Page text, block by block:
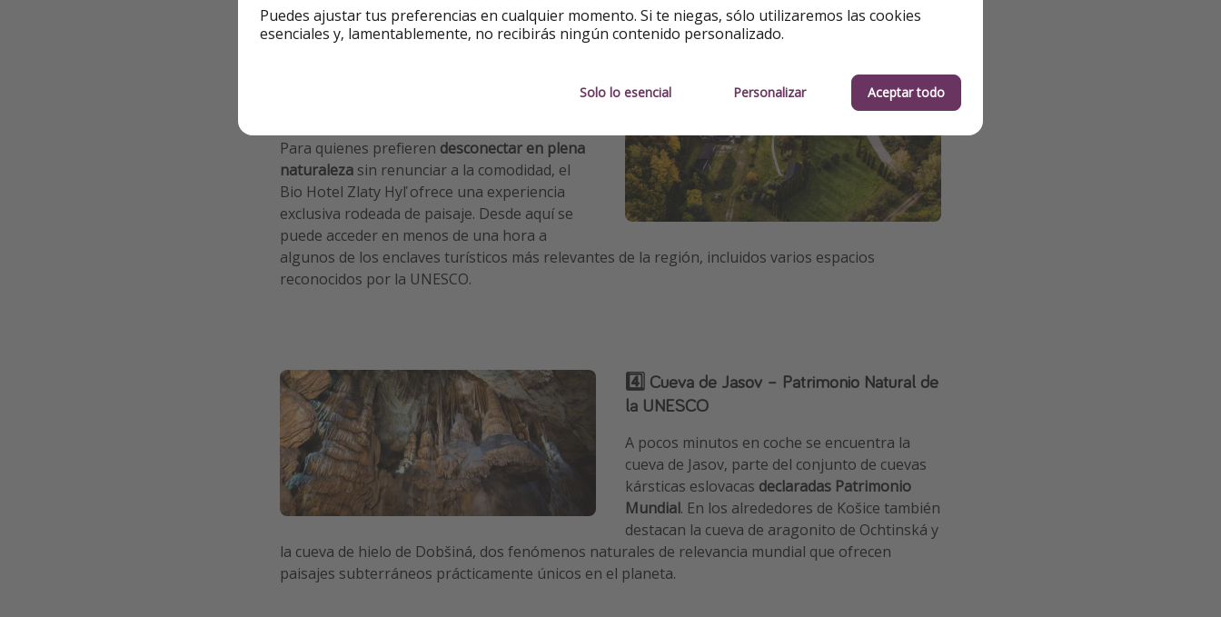
Para quienes prefieren desconectar en plena
naturaleza sin renunciar a la comodidad, el
Bio Hotel Zlaty Hyľ ofrece una experiencia
exclusiva rodeada de paisaje. Desde aquí se
puede acceder en menos de una hora a
algunos de los enclaves turísticos más relevantes de la región, incluidos varios espacios
reconocidos por la UNESCO.
4️⃣ Cueva de Jasov – Patrimonio Natural de
la UNESCO
A pocos minutos en coche se encuentra la
cueva de Jasov, parte del conjunto de cuevas
kársticas eslovacas declaradas Patrimonio
Mundial. En los alrededores de Košice también
destacan la cueva de aragonito de Ochtinská y
la cueva de hielo de Dobšiná, dos fenómenos naturales de relevancia mundial que ofrecen
paisajes subterráneos prácticamente únicos en el planeta.
Puedes ajustar tus preferencias en cualquier momento. Si te niegas, sólo utilizaremos las cookies
esenciales y, lamentablemente, no recibirás ningún contenido personalizado.
Solo lo esencial Personalizar Aceptar todo